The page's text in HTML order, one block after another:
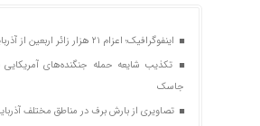
اینفوگرافیک؛ اعزام ۲۱ هزار زائر اربعین از آذربایجان‌شرقی
تکذیب شایعه حمله جنگنده‌های
جاسک
تصاویری از بارش برف در مناطق مختلف